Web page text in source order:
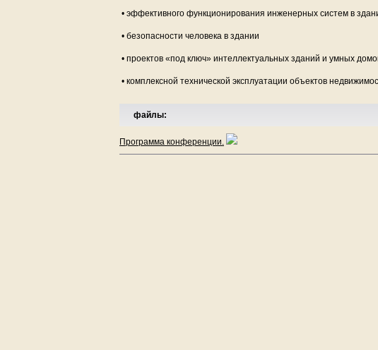
• эффективного функционирования инженерных систем в
• безопасности человека в здании
• проектов «под ключ» интеллектуальных зданий и умных
• комплексной технической эксплуатации объектов
файлы:
Программа конференции.